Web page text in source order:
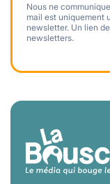
Nous ne
mail est uniquement
newsletter. Un lien
newsletters.